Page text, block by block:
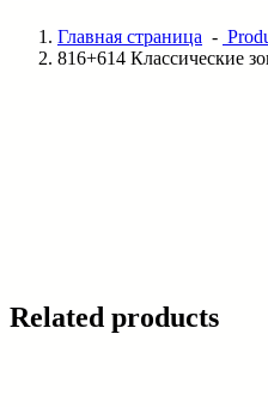
Главная страница -
816+614 Классические
Related products